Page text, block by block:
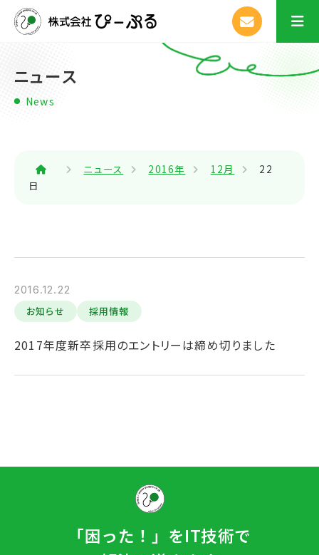
ニュース
News
ニュース 2016年 12月
22
日
2016.12.22
お知らせ
採用情報
2017年度新卒採用のエントリーは締め切りました
「困った！」をIT技術で